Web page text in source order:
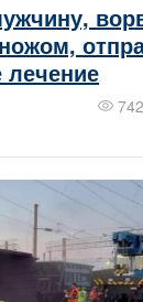
лечение
742